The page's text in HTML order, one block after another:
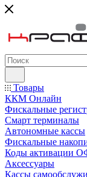
Товары
ККМ Онлайн
Фискальные
Смарт терминалы
Автономные кассы
Фискальные
Коды активации
Аксессуары
Кассы